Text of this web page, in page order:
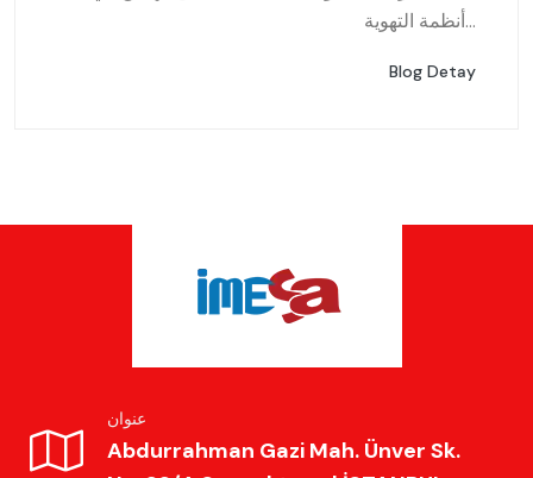
أنظمة التهوية...
Blog Detay
عنوان
Abdurrahman Gazi Mah. Ünver Sk.